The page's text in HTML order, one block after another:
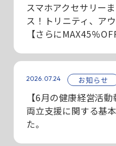
スマホアクセサリー
ス！トリニティ、ア
【さらに
2026.07.24 お知らせ
【6月の健康経営活
両立支援に関する基
た。